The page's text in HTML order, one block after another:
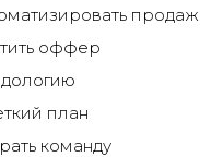
оффер
план
команду